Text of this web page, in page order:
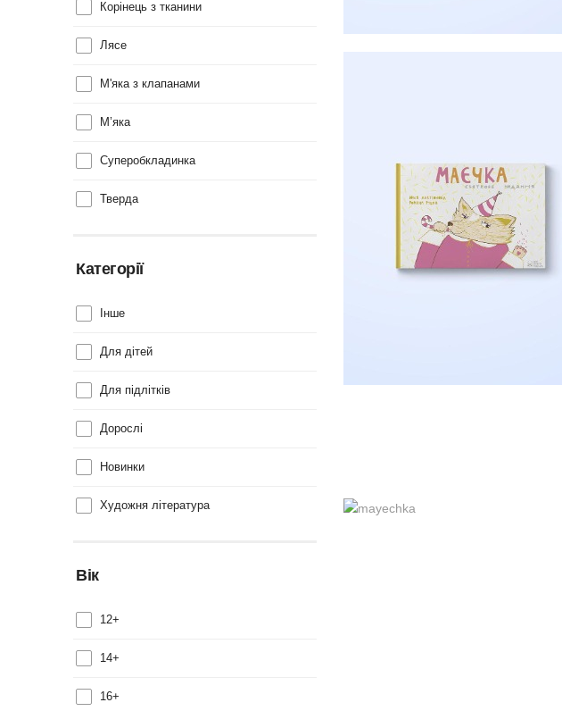
Корінець з тканини
Лясе
М'яка з клапанами
М’яка
Суперобкладинка
Тверда
Категорії
Інше
Для дітей
Для підлітків
Дорослі
Новинки
Художня література
Вік
12+
14+
16+